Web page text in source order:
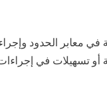
في معابر الحدود
أو تسهيلات في